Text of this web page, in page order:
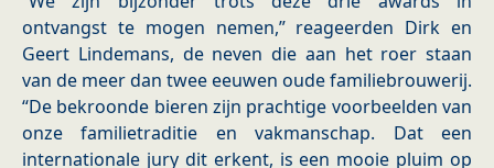
ontvangst te mogen nemen,” reageerden Dirk en
Geert Lindemans, de neven die aan het roer staan
van de meer dan twee eeuwen oude familiebrouwerij.
“De bekroonde bieren zijn prachtige voorbeelden van
onze familietraditie en vakmanschap. Dat een
internationale jury dit erkent, is een mooie pluim op